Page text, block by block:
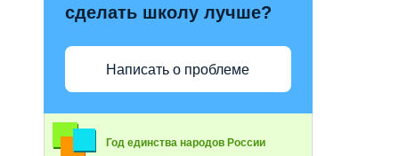
сделать школу лучше?
Написать о проблеме
Год единства народов России